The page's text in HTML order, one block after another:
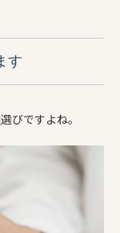
す
選びですよね。